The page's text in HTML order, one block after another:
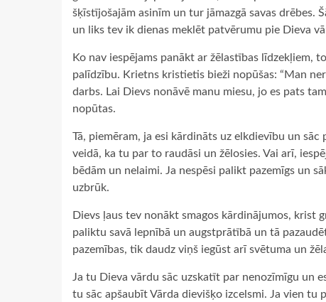
šķīstījošajām asinīm un tur jāmazgā savas drēbes.
un liks tev ik dienas meklēt patvērumu pie Dieva
Ko nav iespējams panākt ar žēlastības līdzekļiem,
palīdzību. Krietns kristietis bieži nopūšas: “Man
darbs. Lai Dievs nonāvē manu miesu, jo es pats
nopūtas.
Tā, piemēram, ja esi kārdināts uz elkdievību un
veidā, ka tu par to raudāsi un žēlosies. Vai arī,
bēdām un nelaimi. Ja nespēsi palikt pazemīgs un
uzbrūk.
Dievs ļaus tev nonākt smagos kārdinājumos, krist
paliktu savā lepnībā un augstprātībā un tā
pazemības, tik daudz viņš iegūst arī svētuma un
Ja tu Dieva vārdu sāc uzskatīt par nenozīmīgu un
tu sāc apšaubīt Vārda dievišķo izcelsmi. Ja vien